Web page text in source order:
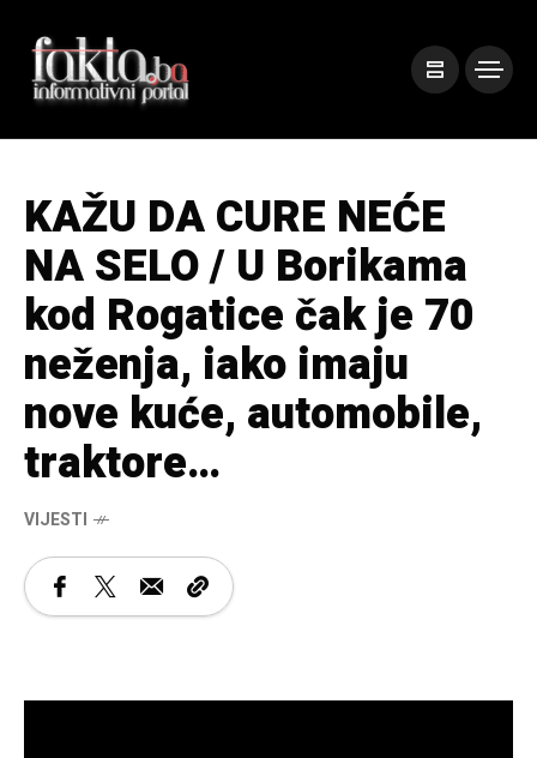
KAŽU DA CURE NEĆE
NA SELO / U Borikama
kod Rogatice čak je 70
neženja, iako imaju
nove kuće, automobile,
traktore…
VIJESTI